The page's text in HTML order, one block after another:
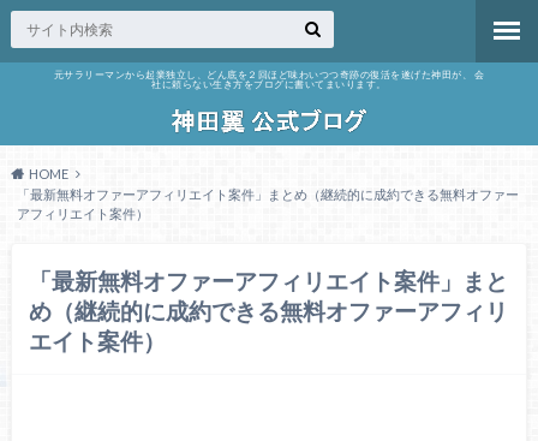
元サラリーマンから起業独立し、どん底を２回ほど味わいつつ奇跡の復活を遂げた神田が、 会
社に頼らない生き方をブログに書いてまいります。
HOME
「最新無料オファーアフィリエイト案件」まとめ（継続的に成約できる無料オファー
アフィリエイト案件）
「最新無料オファーアフィリエイト案件」まと
め（継続的に成約できる無料オファーアフィリ
エイト案件）